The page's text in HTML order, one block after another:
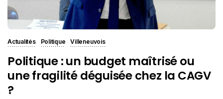
Actualités Politique Villeneuvois
Politique : un budget maîtrisé ou
une fragilité déguisée chez la CAGV
?